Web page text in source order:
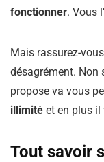
fonctionner. Vous
Mais rassurez-
désagrément. Non
propose va vous
illimité et en plus il
Tout savoir